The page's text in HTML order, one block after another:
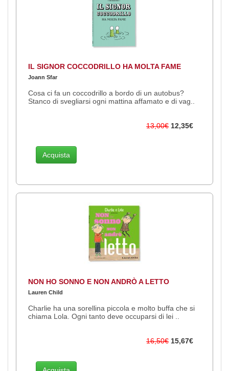
IL SIGNOR COCCODRILLO HA MOLTA FAME
Joann Sfar
Cosa ci fa un coccodrillo a bordo di un autobus?
Stanco di svegliarsi ogni mattina affamato e di vag..
13,00€ 12,35€
Acquista
NON HO SONNO E NON ANDRÒ A LETTO
Lauren Child
Charlie ha una sorellina piccola e molto buffa che si
chiama Lola. Ogni tanto deve occuparsi di lei ..
16,50€ 15,67€